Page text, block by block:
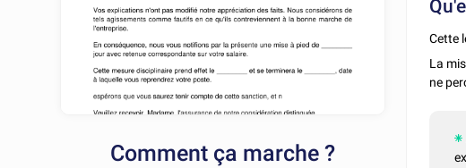
Comment ça marche ?
Cette
La
ne